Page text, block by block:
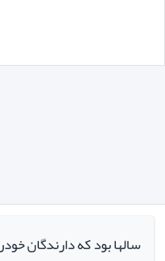
سالها بود که دارندگان